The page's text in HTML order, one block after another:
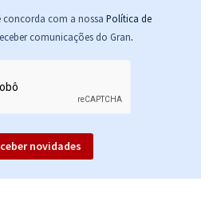
concorda com a nossa Política de
comunicações do Gran.
novidades